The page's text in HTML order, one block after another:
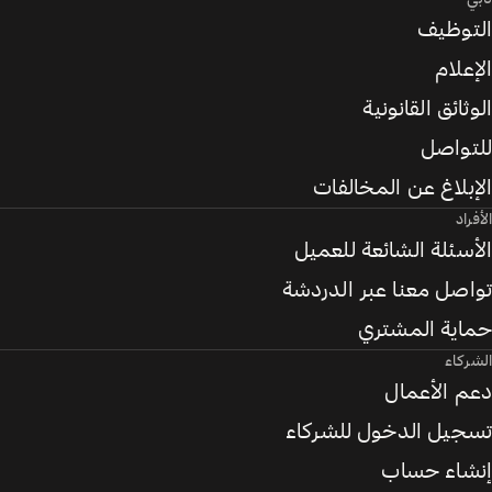
التوظيف
الإعلام
الوثائق القانونية
للتواصل
الإبلاغ عن المخالفات
الأفراد
الأسئلة الشائعة للعميل
تواصل معنا عبر الدردشة
حماية المشتري
الشركاء
دعم الأعمال
تسجيل الدخول للشركاء
إنشاء حساب